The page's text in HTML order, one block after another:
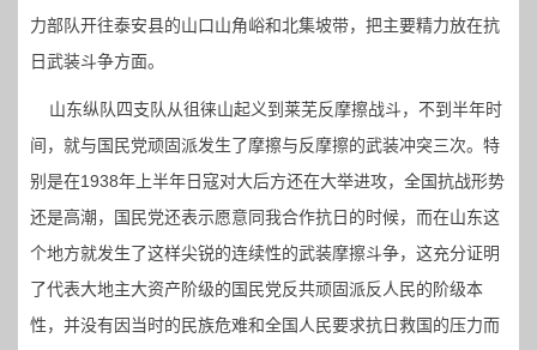
力部队开往泰安县的山口山角峪和北集坡带，把主要精力放在抗
日武装斗争方面。
山东纵队四支队从徂徕山起义到莱芜反摩擦战斗，不到半年时
间，就与国民党顽固派发生了摩擦与反摩擦的武装冲突三次。特
别是在1938年上半年日寇对大后方还在大举进攻，全国抗战形势
还是高潮，国民党还表示愿意同我合作抗日的时候，而在山东这
个地方就发生了这样尖锐的连续性的武装摩擦斗争，这充分证明
了代表大地主大资产阶级的国民党反共顽固派反人民的阶级本
性，并没有因当时的民族危难和全国人民要求抗日救国的压力而